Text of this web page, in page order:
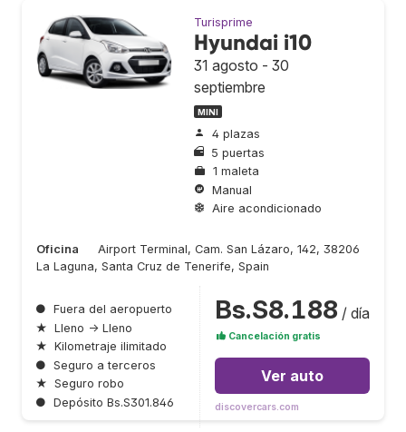
Turisprime
Hyundai i10
31 agosto - 30
septiembre
MINI
4 plazas
5 puertas
1 maleta
Manual
Aire acondicionado
Oficina
Airport Terminal, Cam. San Lázaro, 142, 38206
La Laguna, Santa Cruz de Tenerife, Spain
● Fuera del aeropuerto
★ Lleno → Lleno
★ Kilometraje ilimitado
● Seguro a terceros
★ Seguro robo
● Depósito Bs.S301.846
Bs.S8.188 / día
Cancelación gratis
Ver auto
discovercars.com